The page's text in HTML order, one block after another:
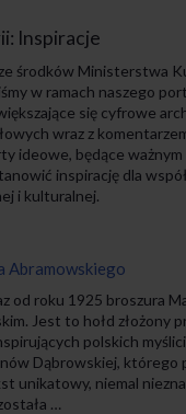
Inspiracje
środków Ministerstwa
w ramach naszego
się cyfrowe
wraz z
ideowe, będące
inspirację dla
i kulturalnej.
Abramowskiego
od roku 1925 broszura
Jest to hołd złożony
polskich
Dąbrowskiej, którego
unikatowy, niemal
…